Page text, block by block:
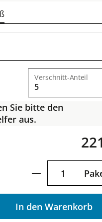
Verschnitt-Anteil
Sie bitte den
aus.
Produkt
In den Warenkorb